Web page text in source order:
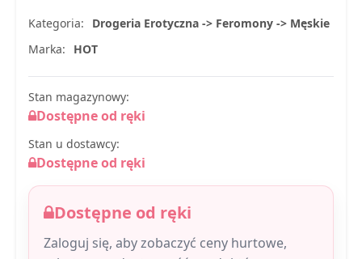
Kategoria:
Drogeria Erotyczna -> Feromony -> Męskie
Marka:
HOT
Stan magazynowy:
Dostępne od ręki
Stan u dostawcy:
Dostępne od ręki
Dostępne od ręki
Zaloguj się, aby zobaczyć ceny hurtowe,